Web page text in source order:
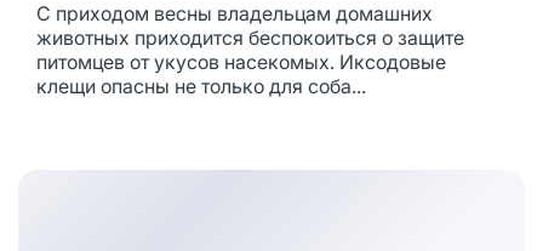
С приходом весны владельцам домашних
животных приходится беспокоиться о защите
питомцев от укусов насекомых. Иксодовые
клещи опасны не только для соба...